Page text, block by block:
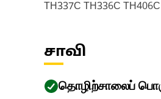
TH337C TH336C
சாவி
தொழிற்சாலைப்